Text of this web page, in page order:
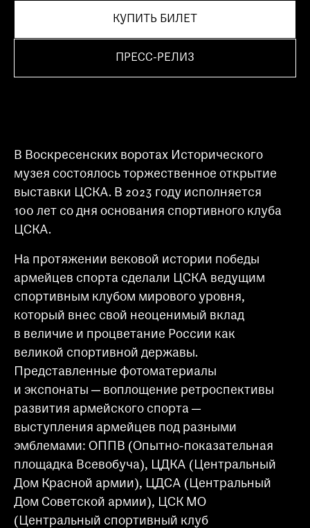
КУПИТЬ БИЛЕТ
ПРЕСС-РЕЛИЗ
В Воскресенских воротах Исторического
музея состоялось торжественное открытие
выставки ЦСКА. В 2023 году исполняется
100 лет со дня основания спортивного клуба
ЦСКА.
На протяжении вековой истории победы
армейцев спорта сделали ЦСКА ведущим
спортивным клубом мирового уровня,
который внес свой неоценимый вклад
в величие и процветание России как
великой спортивной державы.
Представленные фотоматериалы
и экспонаты — воплощение ретроспективы
развития армейского спорта —
выступления армейцев под разными
эмблемами: ОППВ (Опытно-показательная
площадка Всевобуча), ЦДКА (Центральный
Дом Красной армии), ЦДСА (Центральный
Дом Советской армии), ЦСК МО
(Центральный спортивный клуб